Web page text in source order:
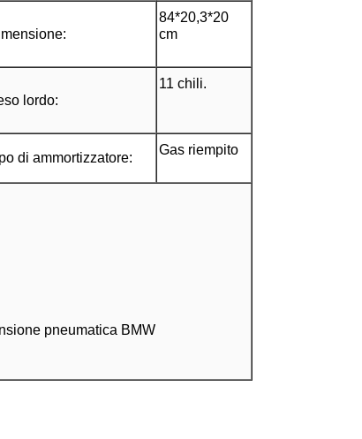
84*20,3*20
cm
lordo:
11 chili.
di ammortizzatore:
Gas riempito
pneumatica BMW